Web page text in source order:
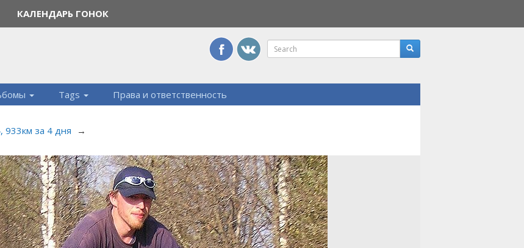
КАЛЕНДАРЬ ГОНОК
Tags Права и ответственность
933км за 4 дня →